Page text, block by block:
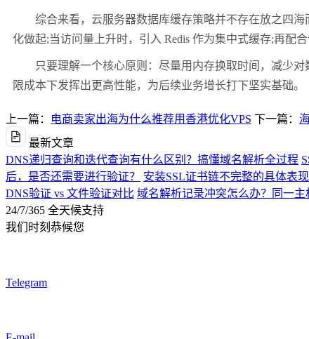
综合来看，云服务器数据库缓存策略并不存在放之四海
化做起;当访问量上升时，引入 Redis 作为集中式缓存;再配
只要理解一个核心原则：尽量用内存换取时间，减少对
限成本下发挥出更高性能，为后续业务增长打下坚实基础。
上一篇： 电商卖家出海为什么推荐用香港优化VPS 下一篇：
最新文章
DNS递归查询和迭代查询有什么区别？搞懂域名解析全过程
后，是否还需要进行验证？
安装SSL证书链不完整的具体表
DNS验证 vs 文件验证对比 域名解析记录冲突怎么办？同一
24/7/365 全天候支持
我们时刻恭候您
Telegram